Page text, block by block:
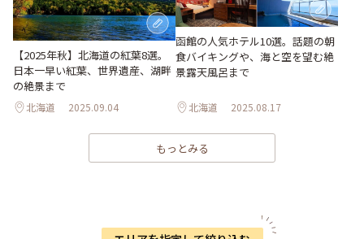
【2025年秋】北海道の紅葉8選。
日本一早い紅葉、世界遺産、湖畔
の絶景まで
北海道 2025.09.04
函館の人気ホテル10選。話題の朝
食バイキングや、海と空を望む絶
景露天風呂まで
北海道 2025.08.17
もっとみる